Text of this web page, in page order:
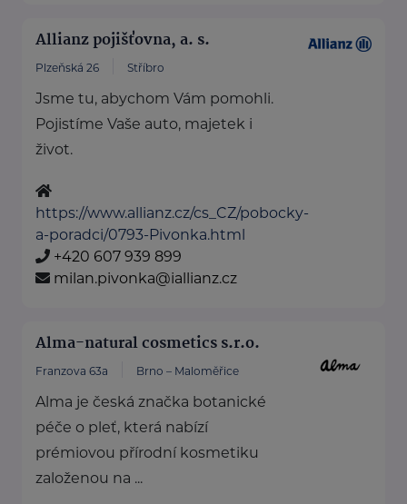
Allianz pojišťovna, a. s.
Plzeňská 26 Stříbro
Jsme tu, abychom Vám pomohli.
Pojistíme Vaše auto, majetek i
život.
https://www.allianz.cz/cs_CZ/pobocky-
a-poradci/0793-Pivonka.html
+420 607 939 899
milan.pivonka@iallianz.cz
Alma-natural cosmetics s.r.o.
Franzova 63a Brno – Maloměřice
Alma je česká značka botanické
péče o pleť, která nabízí
prémiovou přírodní kosmetiku
založenou na ...